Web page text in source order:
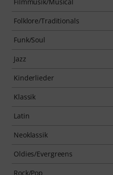
Folklore/Traditionals
Funk/Soul
Jazz
Kinderlieder
Klassik
Latin
Neoklassik
Oldies/Evergreens
Rock/Pop